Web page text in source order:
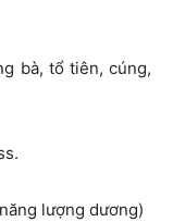
bà, tổ tiên, cúng,
lượng dương)